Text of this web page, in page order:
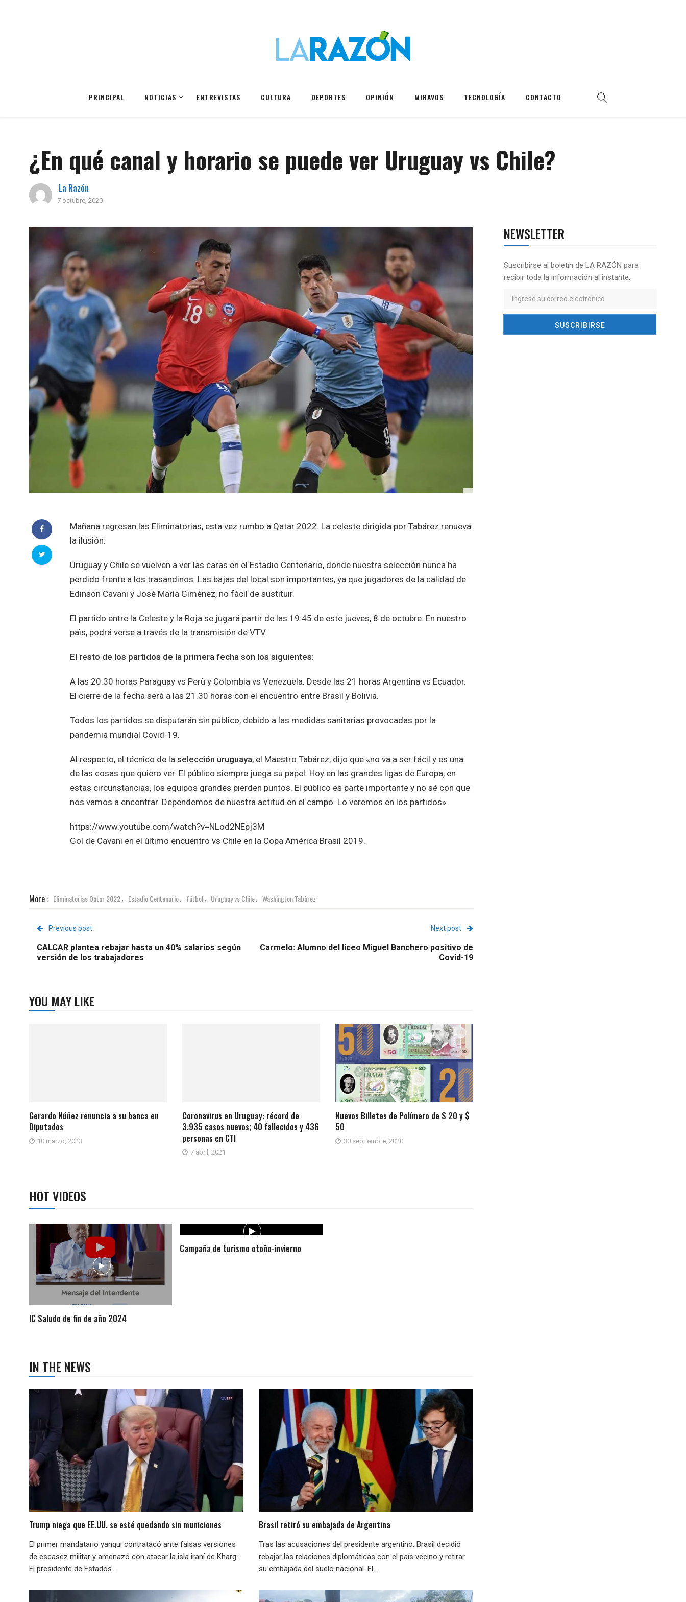
PRINCIPAL NOTICIAS ENTREVISTAS CULTURA DEPORTES OPINIÓN MIRAVOS TECNOLOGÍA CONTACTO
¿En qué canal y horario se puede ver Uruguay vs Chile?
La Razón
7 octubre, 2020
Mañana regresan las Eliminatorias, esta vez rumbo a Qatar 2022. La celeste dirigida por Tabárez renueva
la ilusión:
Uruguay y Chile se vuelven a ver las caras en el Estadio Centenario, donde nuestra selección nunca ha
perdido frente a los trasandinos. Las bajas del local son importantes, ya que jugadores de la calidad de
Edinson Cavani y José María Giménez, no fácil de sustituir.
El partido entre la Celeste y la Roja se jugará partir de las 19:45 de este jueves, 8 de octubre. En nuestro
paìs, podrá verse a través de la transmisión de VTV.
El resto de los partidos de la primera fecha son los siguientes:
A las 20.30 horas Paraguay vs Perù y Colombia vs Venezuela. Desde las 21 horas Argentina vs Ecuador.
El cierre de la fecha será a las 21.30 horas con el encuentro entre Brasil y Bolivia.
Todos los partidos se disputarán sin público, debido a las medidas sanitarias provocadas por la
pandemia mundial Covid-19.
Al respecto, el técnico de la selección uruguaya, el Maestro Tabárez, dijo que «no va a ser fácil y es una
de las cosas que quiero ver. El público siempre juega su papel. Hoy en las grandes ligas de Europa, en
estas circunstancias, los equipos grandes pierden puntos. El público es parte importante y no sé con que
nos vamos a encontrar. Dependemos de nuestra actitud en el campo. Lo veremos en los partidos».
https://www.youtube.com/watch?v=NLod2NEpj3M
Gol de Cavani en el último encuentro vs Chile en la Copa América Brasil 2019.
More : Eliminatorias Qatar 2022, Estadio Centenario, fútbol, Uruguay vs Chile, Washington Tabàrez
Previous post
CALCAR plantea rebajar hasta un 40% salarios según
versión de los trabajadores
Next post
Carmelo: Alumno del liceo Miguel Banchero positivo de
Covid-19
YOU MAY LIKE
Gerardo Núñez renuncia a su banca en
Diputados
10 marzo, 2023
Coronavirus en Uruguay: récord de
3.935 casos nuevos; 40 fallecidos y 436
personas en CTI
7 abril, 2021
Nuevos Billetes de Polímero de $ 20 y $
50
30 septiembre, 2020
HOT VIDEOS
IC Saludo de fin de año 2024
Campaña de turismo otoño-invierno
IN THE NEWS
Trump niega que EE.UU. se esté quedando sin municiones
El primer mandatario yanqui contratacó ante falsas versiones
de escasez militar y amenazó con atacar la isla iraní de Kharg:
El presidente de Estados...
Brasil retiró su embajada de Argentina
Tras las acusaciones del presidente argentino, Brasil decidió
rebajar las relaciones diplomáticas con el país vecino y retirar
su embajada del suelo nacional. El...
NEWSLETTER
Suscribirse al boletín de LA RAZÓN para
recibir toda la información al instante.